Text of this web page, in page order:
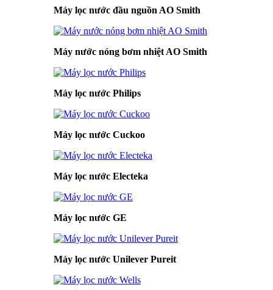
Máy lọc nước đầu nguồn AO Smith
Máy nước nóng bơm nhiệt AO Smith
Máy lọc nước Philips
Máy lọc nước Cuckoo
Máy lọc nước Electeka
Máy lọc nước GE
Máy lọc nước Unilever Pureit